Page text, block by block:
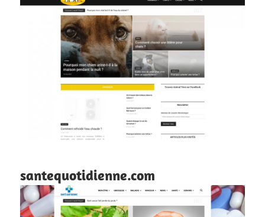
santequotidienne.com